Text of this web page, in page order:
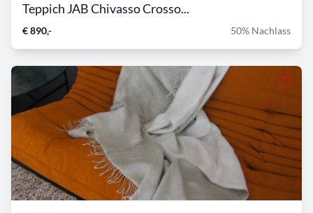
Teppich JAB Chivasso Crosso...
€ 890,- 50% Nachlass